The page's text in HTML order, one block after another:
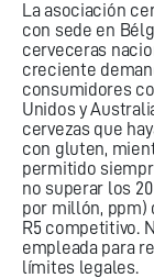
La asociación
con sede en
cerveceras
creciente
consumidores
Unidos y
cervezas que
con gluten,
permitido
no superar los
por millón, ppm)
R5 competitivo.
empleada para
límites legales.